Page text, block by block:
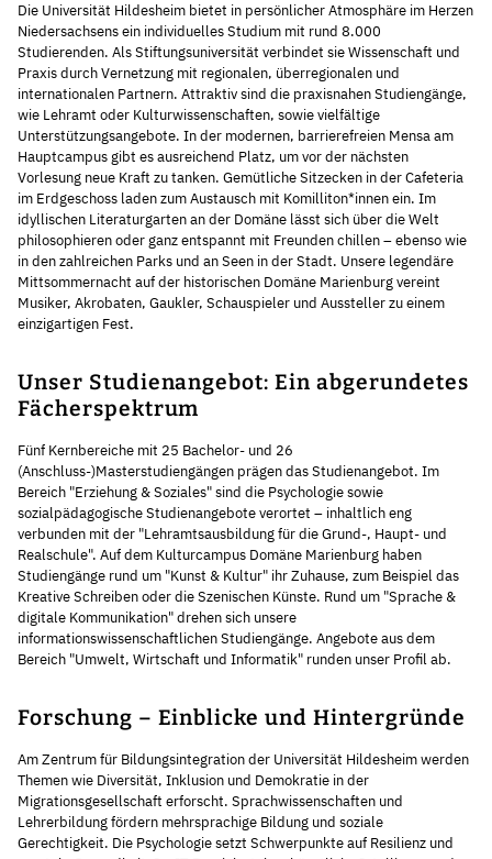
Die Universität Hildesheim bietet in persönlicher Atmosphäre im Herzen
Niedersachsens ein individuelles Studium mit rund 8.000
Studierenden. Als Stiftungsuniversität verbindet sie Wissenschaft und
Praxis durch Vernetzung mit regionalen, überregionalen und
internationalen Partnern. Attraktiv sind die praxisnahen Studiengänge,
wie Lehramt oder Kulturwissenschaften, sowie vielfältige
Unterstützungsangebote. In der modernen, barrierefreien Mensa am
Hauptcampus gibt es ausreichend Platz, um vor der nächsten
Vorlesung neue Kraft zu tanken. Gemütliche Sitzecken in der Cafeteria
im Erdgeschoss laden zum Austausch mit Komilliton*innen ein. Im
idyllischen Literaturgarten an der Domäne lässt sich über die Welt
philosophieren oder ganz entspannt mit Freunden chillen – ebenso wie
in den zahlreichen Parks und an Seen in der Stadt. Unsere legendäre
Mittsommernacht auf der historischen Domäne Marienburg vereint
Musiker, Akrobaten, Gaukler, Schauspieler und Aussteller zu einem
einzigartigen Fest.
Unser Studienangebot: Ein abgerundetes
Fächerspektrum
Fünf Kernbereiche mit 25 Bachelor- und 26
(Anschluss-)Masterstudiengängen prägen das Studienangebot. Im
Bereich "Erziehung & Soziales" sind die Psychologie sowie
sozialpädagogische Studienangebote verortet – inhaltlich eng
verbunden mit der "Lehramtsausbildung für die Grund-, Haupt- und
Realschule". Auf dem Kulturcampus Domäne Marienburg haben
Studiengänge rund um "Kunst & Kultur" ihr Zuhause, zum Beispiel das
Kreative Schreiben oder die Szenischen Künste. Rund um "Sprache &
digitale Kommunikation" drehen sich unsere
informationswissenschaftlichen Studiengänge. Angebote aus dem
Bereich "Umwelt, Wirtschaft und Informatik" runden unser Profil ab.
Forschung – Einblicke und Hintergründe
Am Zentrum für Bildungsintegration der Universität Hildesheim werden
Themen wie Diversität, Inklusion und Demokratie in der
Migrationsgesellschaft erforscht. Sprachwissenschaften und
Lehrerbildung fördern mehrsprachige Bildung und soziale
Gerechtigkeit. Die Psychologie setzt Schwerpunkte auf Resilienz und